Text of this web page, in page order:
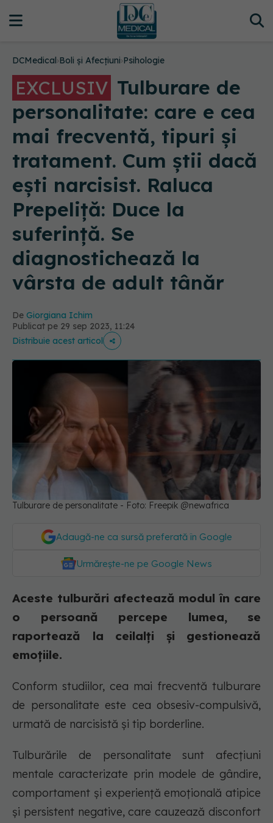
DCMedical›Boli și Afecțiuni›Psihologie
EXCLUSIV Tulburare de
personalitate: care e cea
mai frecventă, tipuri și
tratament. Cum știi dacă
ești narcisist. Raluca
Prepeliță: Duce la
suferință. Se
diagnostichează la
vârsta de adult tânăr
De Giorgiana Ichim
Publicat pe 29 sep 2023, 11:24
Distribuie acest articol
Tulburare de personalitate - Foto: Freepik @newafrica
Adaugă-ne ca sursă preferată în Google
Urmărește-ne pe Google News
Aceste tulburări afectează modul în care
o persoană percepe lumea, se
raportează la ceilalți și gestionează
emoțiile.
Conform studiilor, cea mai frecventă tulburare
de personalitate este cea obsesiv-compulsivă,
urmată de narcisistă și tip borderline.
Tulburările de personalitate sunt afecțiuni
mentale caracterizate prin modele de gândire,
comportament și experiență emoțională atipice
și persistent negative, care cauzează disconfort